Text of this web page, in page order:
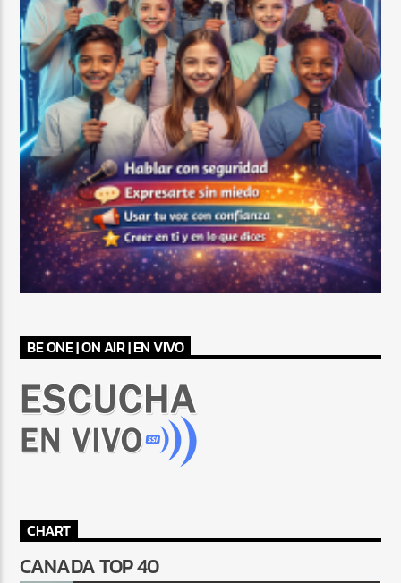
BE ONE | ON AIR | EN VIVO
CHART
CANADA TOP 40